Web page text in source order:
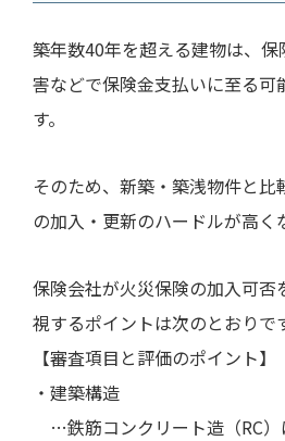
築年数40年を超える建物は、
害などで保険金支払いに至る可
す。
そのため、新築・築浅物件と比
の加入・更新のハードルが高く
保険会社が火災保険の加入可否
視するポイントは次のとおりで
【審査項目と評価のポイント】
・建築構造
…鉄筋コンクリート造（RC）